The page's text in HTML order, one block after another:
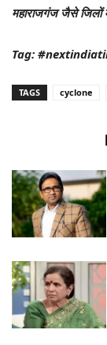
महाराजगंज जैसे जिलों
Tag:
TAGS cyclone